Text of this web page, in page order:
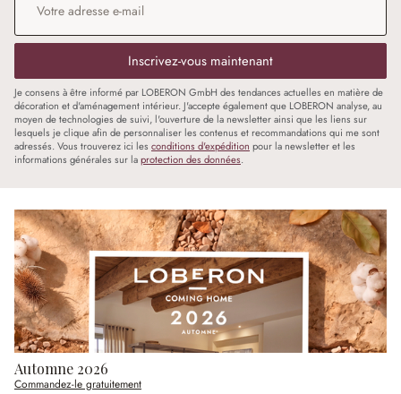
Inscrivez-vous maintenant
Je consens à être informé par LOBERON GmbH des tendances actuelles en matière de
décoration et d'aménagement intérieur. J'accepte également que LOBERON analyse, au
moyen de technologies de suivi, l'ouverture de la newsletter ainsi que les liens sur
lesquels je clique afin de personnaliser les contenus et recommandations qui me sont
adressés. Vous trouverez ici les conditions d'expédition pour la newsletter et les
informations générales sur laprotection des données.
Automne 2026
Commandez-le gratuitement